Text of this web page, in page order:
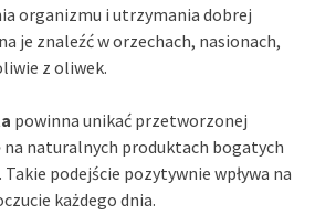
organizmu i utrzymania dobrej
je znaleźć w orzechach, nasionach,
z oliwek.
powinna unikać przetworzonej
na naturalnych produktach bogatych
Takie podejście pozytywnie wpływa na
każdego dnia.